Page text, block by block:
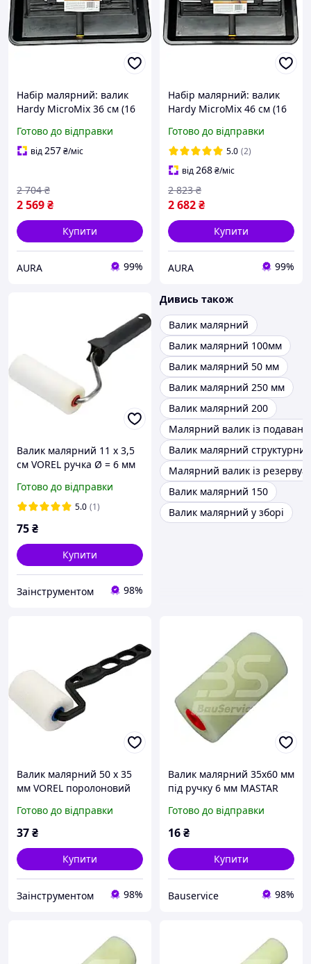
Набір малярний: валик
Hardy MicroMix 36 см (16
ванночка 61х35 см +
вкладка
Готово до відправки
від257₴/міс
2 569₴
2 704 ₴
Купити
AURA 99%
Набір малярний: валик
Hardy MicroMix 46 см (16
ванночка 61х35 см +
вкладка
Готово до відправки
5.0 (2)
від268₴/міс
2 682₴
2 823 ₴
Купити
AURA 99%
Валик малярний 11 x 3,5
см VOREL ручка Ø = 6 мм
Готово до відправки
5.0 (1)
75₴
Купити
Заінструментом 98%
Дивись також
Валик малярний
Валик малярний 100мм
Валик малярний 50 мм
Валик малярний 250 мм
Валик малярний 200
Малярний валик із
Валик малярний структурний
Малярний валик із
Валик малярний 150
Валик малярний у зборі
Валик малярний 50 х 35
мм VOREL поролоновий
Готово до відправки
37₴
Купити
Заінструментом 98%
Валик малярний 35х60 мм
під ручку 6 мм MASTAR
Готово до відправки
16₴
Купити
Bauservice 98%